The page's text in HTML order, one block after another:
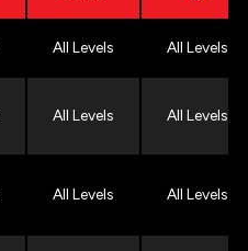
All Levels All Levels
All Levels All Levels
All Levels All Levels